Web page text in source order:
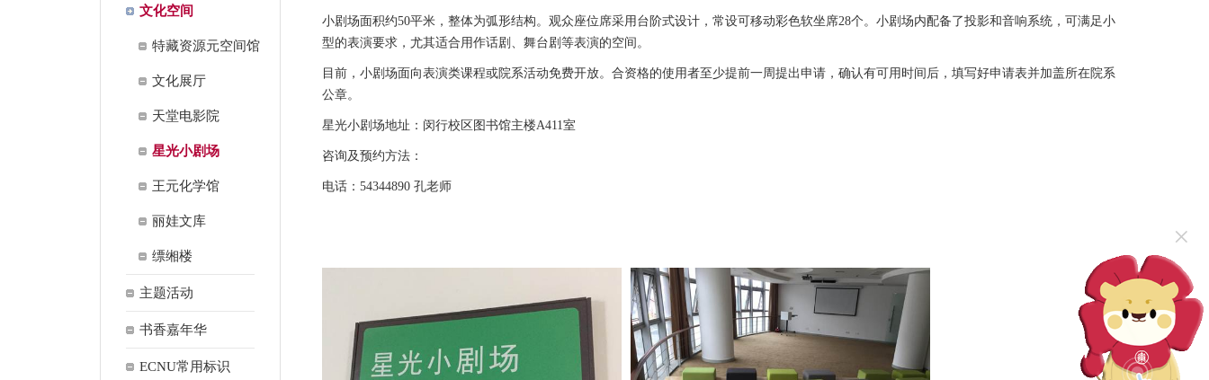
×
文化空间
特藏资源元空间馆
文化展厅
天堂电影院
星光小剧场
王元化学馆
丽娃文库
缥缃楼
主题活动
书香嘉年华
ECNU常用标识
小剧场面积约50平米，整体为弧形结构。观众座位席采用台阶式设计，常设可移动彩色软坐席28个。小剧场内配备了投影和音响系统，可满足小
型的表演要求，尤其适合用作话剧、舞台剧等表演的空间。
目前，小剧场面向表演类课程或院系活动免费开放。合资格的使用者至少提前一周提出申请，确认有可用时间后，填写好申请表并加盖所在院系
公章。
星光小剧场地址：闵行校区图书馆主楼A411室
咨询及预约方法：
电话： 54344890 孔老师